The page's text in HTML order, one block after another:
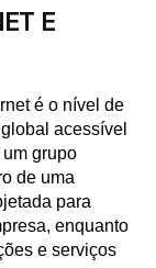
E
é o nível de
acessível
grupo
de uma
para
enquanto
e serviços